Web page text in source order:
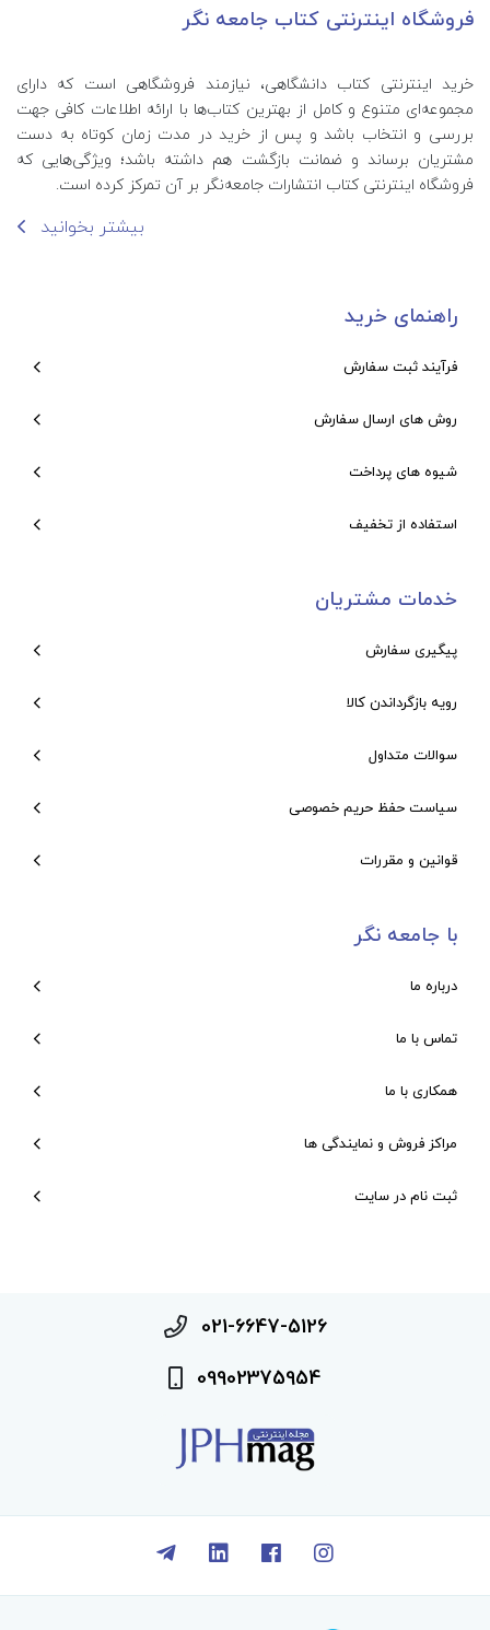
فروشگاه اینترنتی کتاب جامعه نگر
خرید اینترنتی کتاب‌ دانشگاهی، نیازمند فروشگاهی است که دارای
مجموعه‌ای متنوع و کامل از بهترین کتاب‌ها با ارائه اطلاعات کافی جهت
بررسی و انتخاب باشد و پس از خرید در مدت زمان کوتاه به دست
مشتریان برساند و ضمانت بازگشت هم داشته باشد؛ ویژگی‌هایی که
فروشگاه اینترنتی کتاب انتشارات جامعه‌نگر بر آن تمرکز کرده است.
بیشتر بخوانید
راهنمای خرید
فرآیند ثبت سفارش
روش های ارسال سفارش
شیوه های پرداخت
استفاده از تخفیف
خدمات مشتریان
پیگیری سفارش
رویه بازگرداندن کالا
سوالات متداول
سیاست حفظ حریم خصوصی
قوانین و مقررات
با جامعه نگر
درباره ما
تماس با ما
همکاری با ما
مراکز فروش و نمایندگی ها
ثبت نام در سایت
021-6647-5126
09902375954